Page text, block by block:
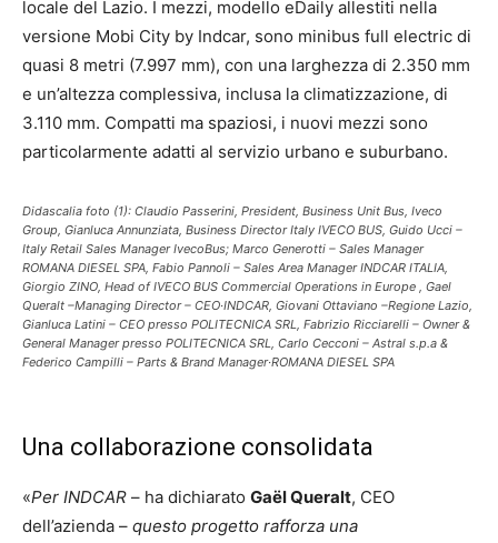
locale del Lazio. I mezzi, modello eDaily allestiti nella
versione Mobi City by Indcar, sono minibus full electric di
quasi 8 metri (7.997 mm), con una larghezza di 2.350 mm
e un’altezza complessiva, inclusa la climatizzazione, di
3.110 mm. Compatti ma spaziosi, i nuovi mezzi sono
particolarmente adatti al servizio urbano e suburbano.
Didascalia foto (1): Claudio Passerini, President, Business Unit Bus, Iveco
Group, Gianluca Annunziata, Business Director Italy IVECO BUS, Guido Ucci –
Italy Retail Sales Manager IvecoBus; Marco Generotti – Sales Manager
ROMANA DIESEL SPA, Fabio Pannoli – Sales Area Manager INDCAR ITALIA,
Giorgio ZINO, Head of IVECO BUS Commercial Operations in Europe , Gael
Queralt –Managing Director – CEO·INDCAR, Giovani Ottaviano –Regione Lazio,
Gianluca Latini – CEO presso POLITECNICA SRL, Fabrizio Ricciarelli – Owner &
General Manager presso POLITECNICA SRL, Carlo Cecconi – Astral s.p.a &
Federico Campilli – Parts & Brand Manager·ROMANA DIESEL SPA
Una collaborazione consolidata
«Per INDCAR – ha dichiarato Gaël Queralt, CEO
dell’azienda – questo progetto rafforza una